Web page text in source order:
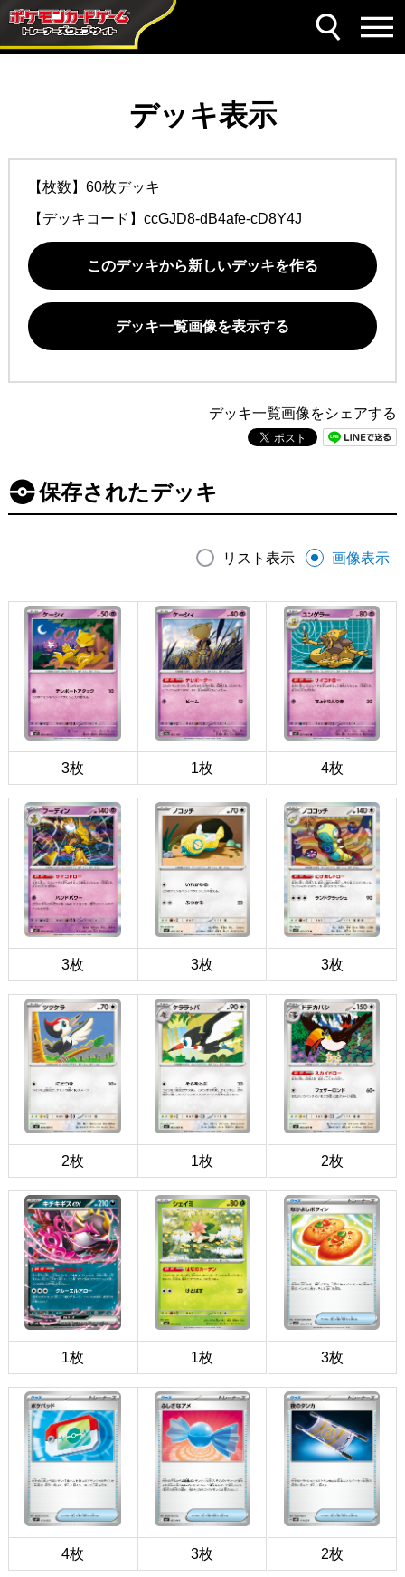
デッキ表示
【枚数】60枚デッキ
【デッキコード】 ccGJD8-dB4afe-cD8Y4J
このデッキから新しいデッキを作る
デッキ一覧画像を表示する
デッキ一覧画像をシェアする
保存されたデッキ
リスト表示 画像表示
3枚 1枚 4枚
3枚 3枚 3枚
2枚 1枚 2枚
1枚 1枚 3枚
4枚 3枚 2枚